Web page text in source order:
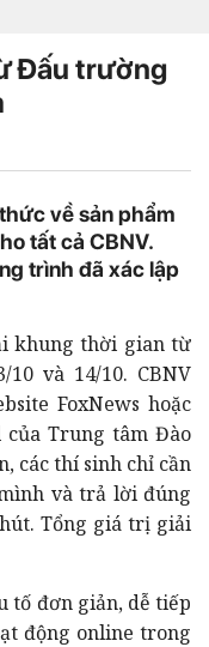
Đấu trường
về sản phẩm
tất cả CBNV.
trình đã xác lập
khung thời gian từ
và 14/10. CBNV
FoxNews hoặc
Trung tâm Đào
các thí sinh chỉ cần
và trả lời đúng
Tổng giá trị giải
tố đơn giản, dễ tiếp
động online trong